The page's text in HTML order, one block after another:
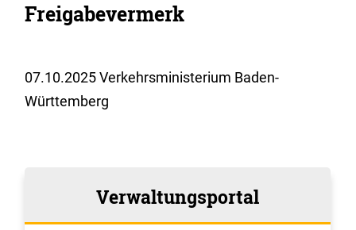
Freigabevermerk
07.10.2025 Verkehrsministerium Baden-
Württemberg
Verwaltungsportal